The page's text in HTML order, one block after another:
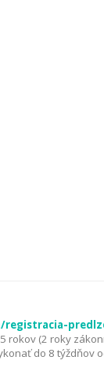
rokov (2 roky
do 8 týždňov